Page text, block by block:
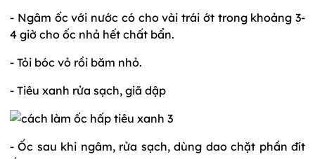
- Ngâm ốc với nước có cho vài trái ớt trong khoảng 3-
4 giờ cho ốc nhả hết chất bẩn.
- Tỏi bóc vỏ rồi băm nhỏ.
- Tiêu xanh rửa sạch, giã dập
- Ốc sau khi ngâm, rửa sạch, dùng dao chặt phần đít